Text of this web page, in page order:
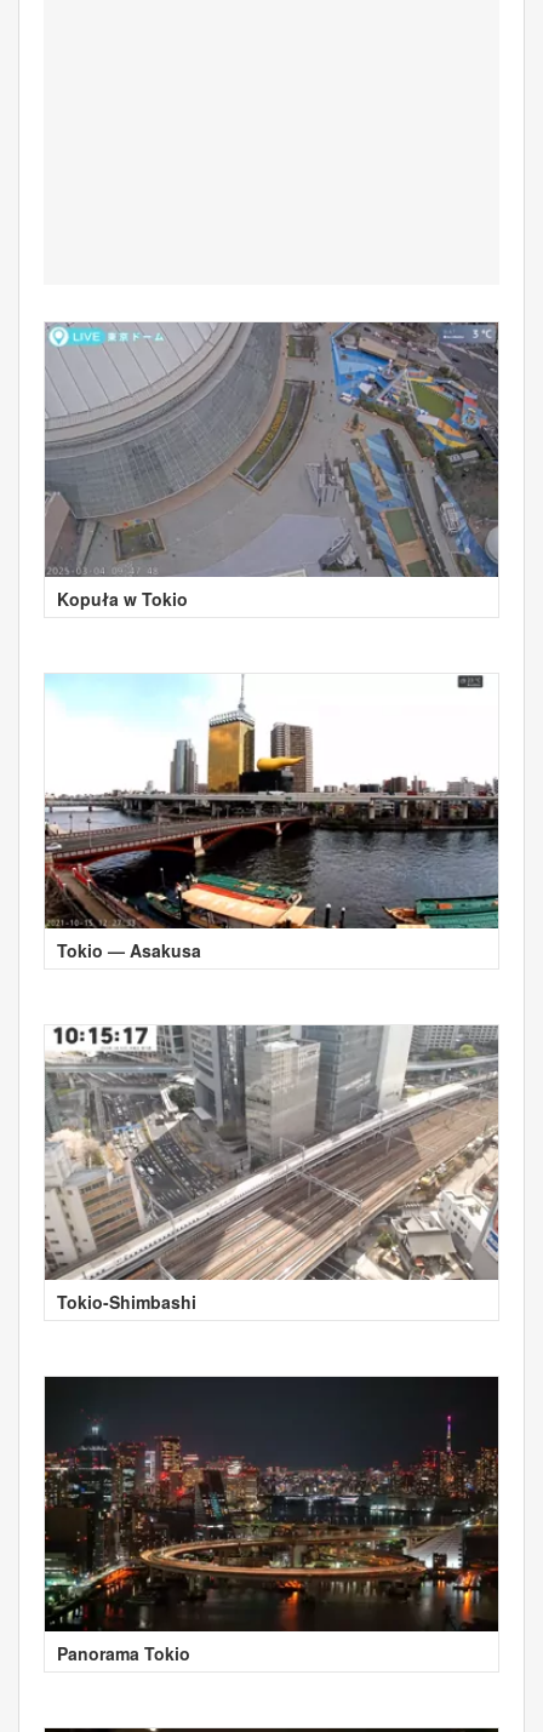
Kopuła w Tokio
Tokio — Asakusa
Tokio-Shimbashi
Panorama Tokio